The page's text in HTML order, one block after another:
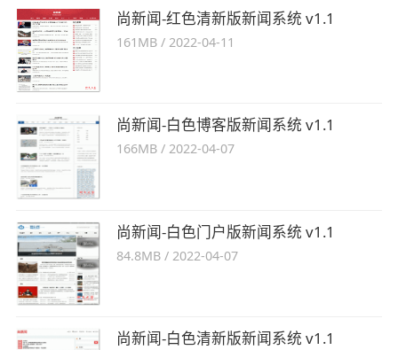
尚新闻-红色清新版新闻系统 v1.1
161MB /2022-04-11
尚新闻-白色博客版新闻系统 v1.1
166MB /2022-04-07
尚新闻-白色门户版新闻系统 v1.1
84.8MB / 2022-04-07
尚新闻-白色清新版新闻系统 v1.1